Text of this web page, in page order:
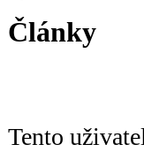
Články
Tento